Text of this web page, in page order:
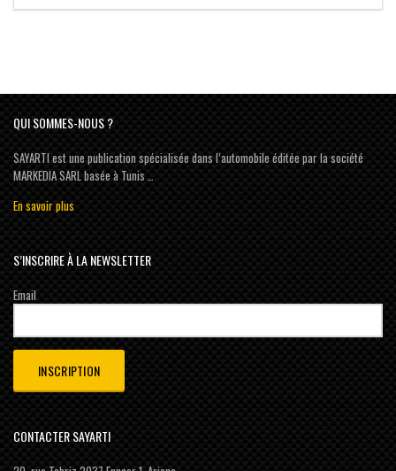
QUI SOMMES-NOUS ?
SAYARTI est une publication spécialisée dans l’automobile éditée par la société
MARKEDIA SARL basée à Tunis …
En savoir plus
S’INSCRIRE À LA NEWSLETTER
Email
CONTACTER SAYARTI